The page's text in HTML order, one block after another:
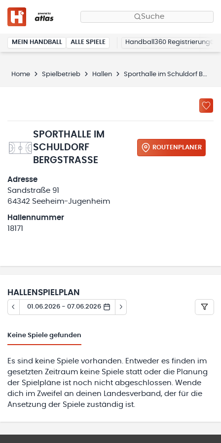
Suche
MEIN HANDBALL ALLE SPIELE Handball360 Registrierung
Home Spielbetrieb Hallen Sporthalle im Schuldorf Bergstraße
SPORTHALLE IM
SCHULDORF
BERGSTRASSE
ROUTENPLANER
Adresse
Sandstraße 91
64342 Seeheim-Jugenheim
Hallennummer
18171
HALLENSPIELPLAN
01.06.2026 - 07.06.2026
Keine Spiele gefunden
Es sind keine Spiele vorhanden. Entweder es finden im
gesetzten Zeitraum keine Spiele statt oder die Planung
der Spielpläne ist noch nicht abgeschlossen. Wende
dich im Zweifel an deinen Landesverband, der für die
Ansetzung der Spiele zuständig ist.